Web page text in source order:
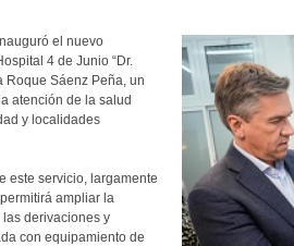
el nuevo
4 de Junio “Dr.
Roque Sáenz Peña, un
atención de la salud
y localidades
este servicio, largamente
ampliar la
derivaciones y
con equipamiento de